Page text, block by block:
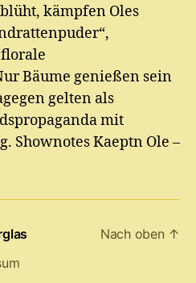
kämpfen Oles
Bäume genießen sein
gelten als
mit
Shownotes Kaeptn Ole –
Nach oben ↑